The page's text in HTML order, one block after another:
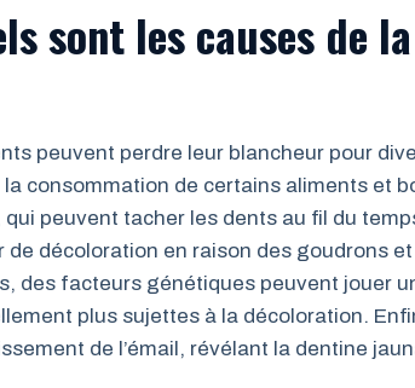
sont les causes de
peuvent perdre leur blancheur pour
la consommation de certains aliments et
qui peuvent tacher les dents au fil du
de décoloration en raison des goudrons
des facteurs génétiques peuvent jouer
plus sujettes à la décoloration.
de l’émail, révélant la dentine